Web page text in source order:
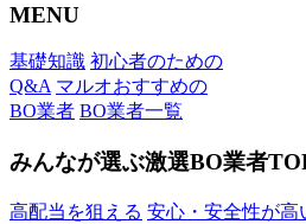
MENU
基礎知識 初心者のための
Q&A マルオおすすめの
BO業者 BO業者一覧
みんなが選ぶ激選BO業者
高配当を狙える 安心・安全性が高